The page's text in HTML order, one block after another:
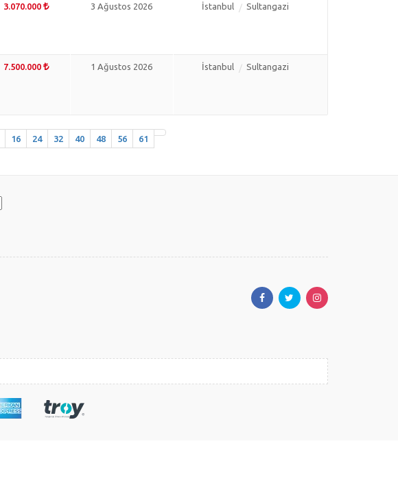
3.070.000 3 Ağustos 2026 İstanbul Sultangazi
7.500.000 1 Ağustos 2026 İstanbul Sultangazi
16 24 32 40 48 56 61